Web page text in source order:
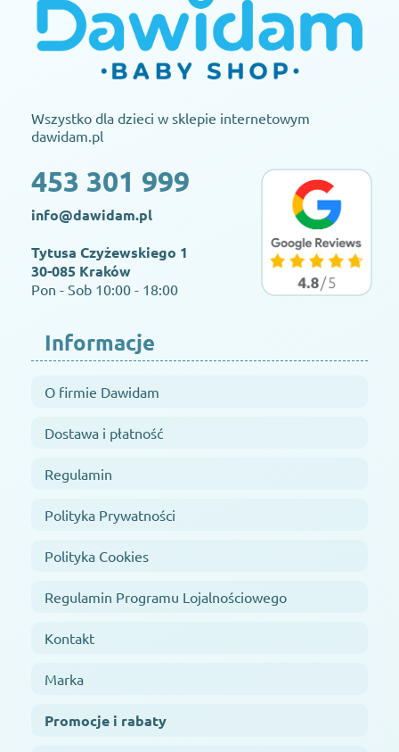
Wszystko dla dzieci w sklepie internetowym
dawidam.pl
453 301 999
info@dawidam.pl
Tytusa Czyżewskiego 1
30-085 Kraków
Pon - Sob 10:00 - 18:00
Informacje
O firmie Dawidam
Dostawa i płatność
Regulamin
Polityka Prywatności
Polityka Cookies
Regulamin Programu Lojalnościowego
Kontakt
Marka
Promocje i rabaty